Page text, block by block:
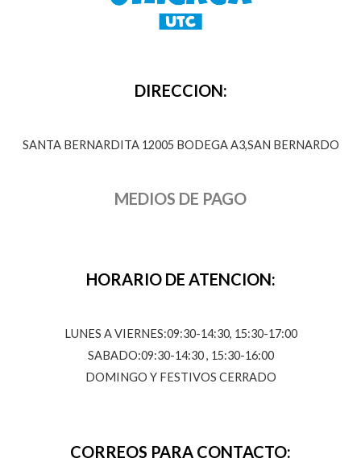
DIRECCION:
SANTA BERNARDITA 12005 BODEGA A3,SAN BERNARDO
MEDIOS DE PAGO
HORARIO DE ATENCION:
LUNES A VIERNES:09:30-14:30, 15:30-17:00
SABADO:09:30-14:30 , 15:30-16:00
DOMINGO Y FESTIVOS CERRADO
CORREOS PARA CONTACTO: